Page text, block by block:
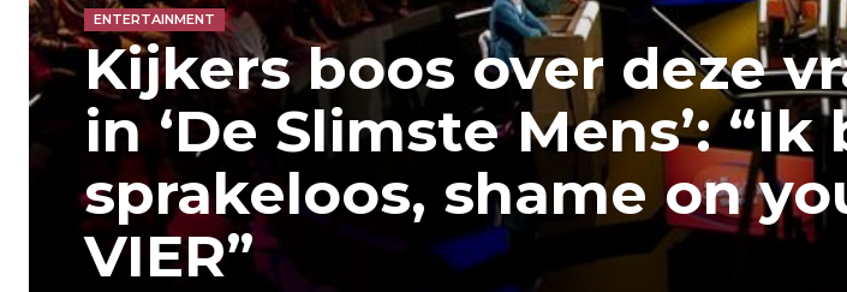
ENTERTAINMENT
Kijkers boos over deze
in ‘De Slimste Mens’: “Ik
sprakeloos, shame on
VIER”